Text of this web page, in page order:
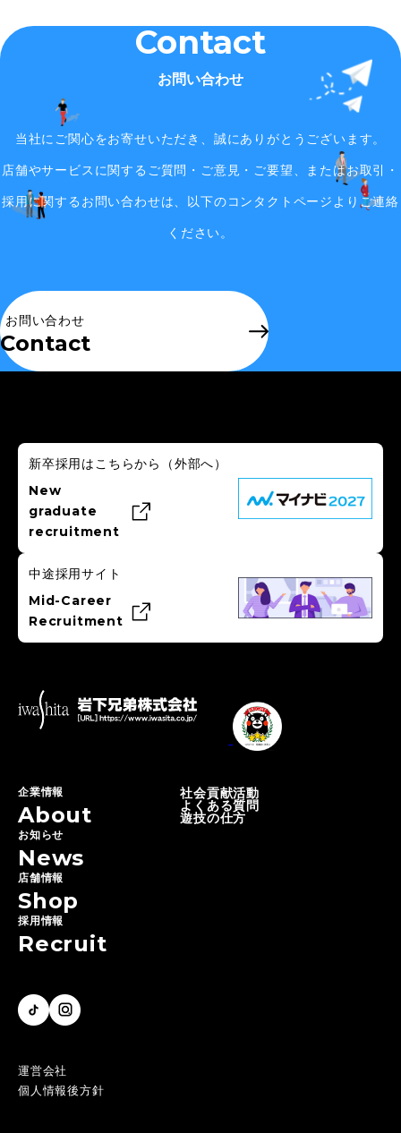
Contact
お問い合わせ
当社にご関心をお寄せいただき、誠にありがとうございます。
店舗やサービスに関するご質問・ご意見・ご要望、またはお取引・
採用に関するお問い合わせは、 以下のコンタクトページよりご連絡
ください。
お問い合わせ
Contact
新卒採用はこちらから （外部へ）
New
graduate
recruitment
中途採用サイト
Mid-Career
Recruitment
企業情報
About
お知らせ
News
店舗情報
Shop
採用情報
Recruit
社会貢献活動
よくある質問
遊技の仕方
運営会社
個人情報後方針